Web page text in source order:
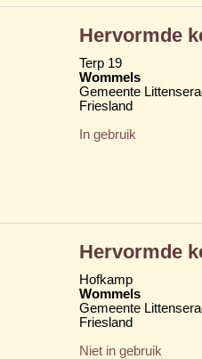
Hervormde
Terp 19
Wommels
Gemeente
Friesland
In gebruik
Hervormde
Hofkamp
Wommels
Gemeente
Friesland
Niet in gebruik